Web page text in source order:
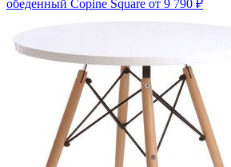
обеденный Copine Square от 9 790 ₽